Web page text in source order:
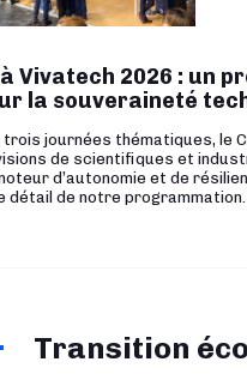
à Vivatech 2026 : un
la souveraineté
journées thématiques, le
de scientifiques et
d’autonomie et de
détail de notre programmation.
Transition